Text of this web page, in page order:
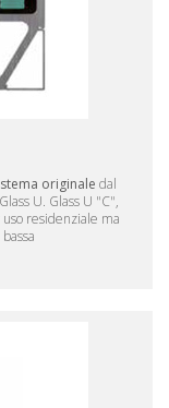
originale dal
U. Glass U "C",
residenziale ma